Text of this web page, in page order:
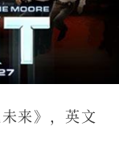
来》，英文